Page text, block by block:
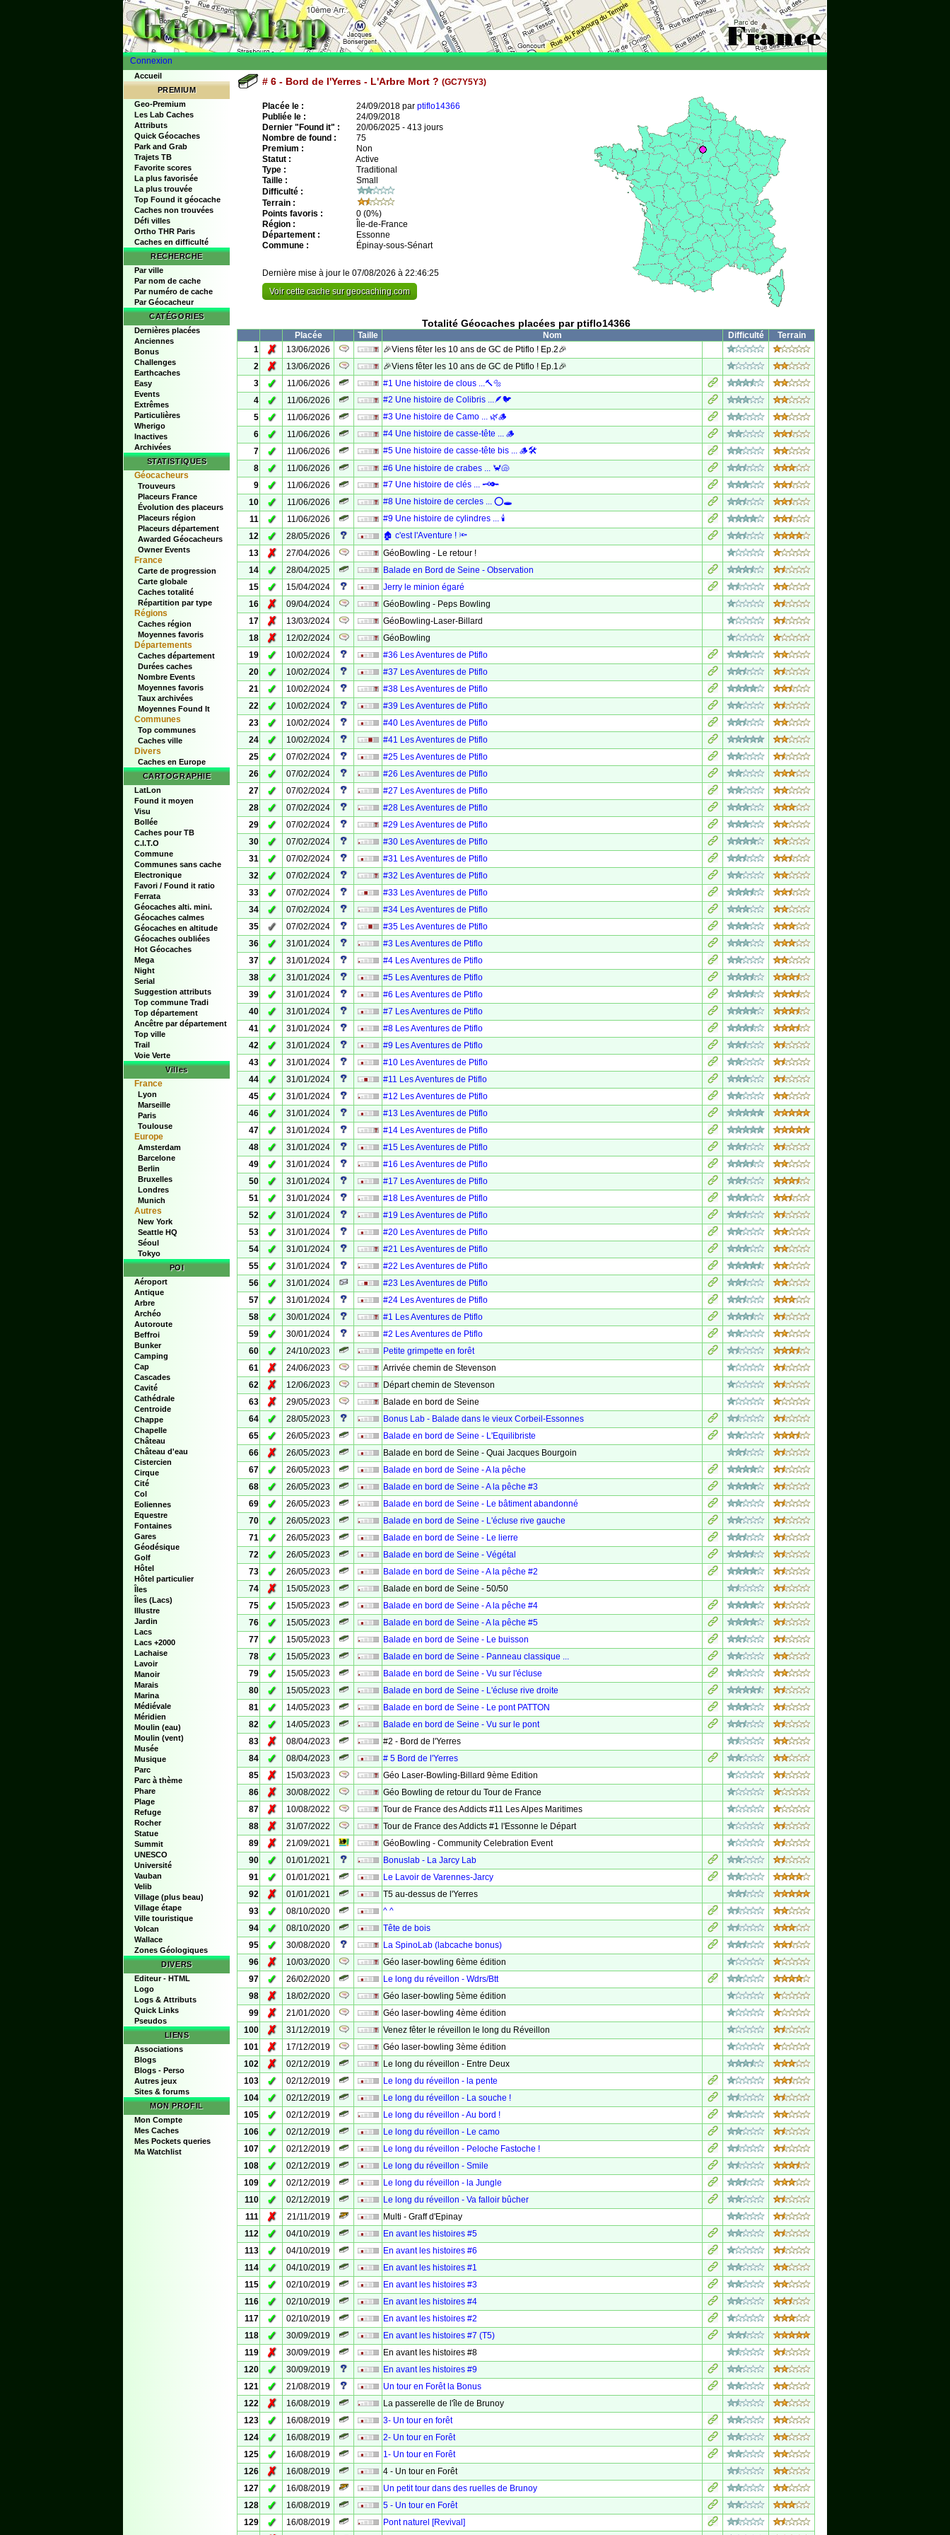
Connexion
Accueil
PREMIUM
Geo-Premium
Les Lab Caches
Attributs
Quick Géocaches
Park and Grab
Trajets TB
Favorite scores
La plus favorisée
La plus trouvée
Top Found it géocache
Caches non trouvées
Défi villes
Ortho THR Paris
Caches en difficulté
RECHERCHE
Par ville
Par nom de cache
Par numéro de cache
Par Géocacheur
CATÉGORIES
Dernières placées
Anciennes
Bonus
Challenges
Earthcaches
Easy
Events
Extrêmes
Particulières
Wherigo
Inactives
Archivées
STATISTIQUES
Géocacheurs
Trouveurs
Placeurs France
Évolution des placeurs
Placeurs région
Placeurs département
Awarded Géocacheurs
Owner Events
France
Carte de progression
Carte globale
Caches totalité
Répartition par type
Régions
Caches région
Moyennes favoris
Départements
Caches département
Durées caches
Nombre Events
Moyennes favoris
Taux archivées
Moyennes Found It
Communes
Top communes
Caches ville
Divers
Caches en Europe
CARTOGRAPHIE
LatLon
Found it moyen
Visu
Bollée
Caches pour TB
C.I.T.O
Commune
Communes sans cache
Electronique
Favori / Found it ratio
Ferrata
Géocaches alti. mini.
Géocaches calmes
Géocaches en altitude
Géocaches oubliées
Hot Géocaches
Mega
Night
Serial
Suggestion attributs
Top commune Tradi
Top département
Ancêtre par département
Top ville
Trail
Voie Verte
Villes
France
Lyon
Marseille
Paris
Toulouse
Europe
Amsterdam
Barcelone
Berlin
Bruxelles
Londres
Munich
Autres
New York
Seattle HQ
Séoul
Tokyo
POI
Aéroport
Antique
Arbre
Archéo
Autoroute
Beffroi
Bunker
Camping
Cap
Cascades
Cavité
Cathédrale
Centroide
Chappe
Chapelle
Château
Château d'eau
Cistercien
Cirque
Cité
Col
Eoliennes
Equestre
Fontaines
Gares
Géodésique
Golf
Hôtel
Hôtel particulier
Îles
Îles (Lacs)
Illustre
Jardin
Lacs
Lacs +2000
Lachaise
Lavoir
Manoir
Marais
Marina
Médiévale
Méridien
Moulin (eau)
Moulin (vent)
Musée
Musique
Parc
Parc à thème
Phare
Plage
Refuge
Rocher
Statue
Summit
UNESCO
Université
Vauban
Velib
Village (plus beau)
Village étape
Ville touristique
Volcan
Wallace
Zones Géologiques
DIVERS
Editeur - HTML
Logo
Logs & Attributs
Quick Links
Pseudos
LIENS
Associations
Blogs
Blogs - Perso
Autres jeux
Sites & forums
MON PROFIL
Mon Compte
Mes Caches
Mes Pockets queries
Ma Watchlist
# 6 - Bord de l'Yerres - L'Arbre Mort ? (GC7Y5Y3)
Placée le : 24/09/2018 par ptiflo14366
Publiée le :
24/09/2018
Dernier "Found it" :
20/06/2025 - 413 jours
Nombre de found :
75
Premium :
Non
Statut :
Active
Type :
Traditional
Taille :
Small
Difficulté :
Terrain :
Points favoris :
0 (0%)
Région :
Île-de-France
Département :
Essonne
Commune :
Épinay-sous-Sénart
Dernière mise à jour le 07/08/2026 à 22:46:25
Voir cette cache sur geocaching.com
Totalité Géocaches placées par ptiflo14366
Placée Taille Nom Difficulté
Terrain
1
✗ 13/06/2026
🎉Viens fêter les 10 ans de GC de Ptiflo ! Ep.2🎉
2
✗ 13/06/2026
🎉Viens fêter les 10 ans de GC de Ptiflo ! Ep.1🎉
3
✓ 11/06/2026
#1 Une histoire de clous ...🔨🔩
4
✓ 11/06/2026
#2 Une histoire de Colibris ...🪶🐦
5
✓ 11/06/2026
#3 Une histoire de Camo ... 🌿🪵
6
✓ 11/06/2026
#4 Une histoire de casse-tête ... 🪵
7
✓ 11/06/2026
#5 Une histoire de casse-tête bis ... 🪵🛠️
8
✓ 11/06/2026
#6 Une histoire de crabes ... 🦀🐚
9
✓ 11/06/2026
#7 Une histoire de clés ... 🗝️🔑
10
✓ 11/06/2026
#8 Une histoire de cercles ... ⭕🕳️
11
✓ 11/06/2026
#9 Une histoire de cylindres ... 🕯️
12
✓ 28/05/2026
🏚️ c'est l'Aventure ! 🔦
13
✗ 27/04/2026
GéoBowling - Le retour !
14
✓ 28/04/2025
Balade en Bord de Seine - Observation
15
✓ 15/04/2024
Jerry le minion égaré
16
✗ 09/04/2024
GéoBowling - Peps Bowling
17
✗ 13/03/2024
GéoBowling-Laser-Billard
18
✗ 12/02/2024
GéoBowling
19
✓ 10/02/2024
#36 Les Aventures de Ptiflo
20
✓ 10/02/2024
#37 Les Aventures de Ptiflo
21
✓ 10/02/2024
#38 Les Aventures de Ptiflo
22
✓ 10/02/2024
#39 Les Aventures de Ptiflo
23
✓ 10/02/2024
#40 Les Aventures de Ptiflo
24
✓ 10/02/2024
#41 Les Aventures de Ptiflo
25
✓ 07/02/2024
#25 Les Aventures de Ptiflo
26
✓ 07/02/2024
#26 Les Aventures de Ptiflo
27
✓ 07/02/2024
#27 Les Aventures de Ptiflo
28
✓ 07/02/2024
#28 Les Aventures de Ptiflo
29
✓ 07/02/2024
#29 Les Aventures de Ptiflo
30
✓ 07/02/2024
#30 Les Aventures de Ptiflo
31
✓ 07/02/2024
#31 Les Aventures de Ptiflo
32
✓ 07/02/2024
#32 Les Aventures de Ptiflo
33
✓ 07/02/2024
#33 Les Aventures de Ptiflo
34
✓ 07/02/2024
#34 Les Aventures de Ptiflo
35
✓ 07/02/2024
#35 Les Aventures de Ptiflo
36
✓ 31/01/2024
#3 Les Aventures de Ptiflo
37
✓ 31/01/2024
#4 Les Aventures de Ptiflo
38
✓ 31/01/2024
#5 Les Aventures de Ptiflo
39
✓ 31/01/2024
#6 Les Aventures de Ptiflo
40
✓ 31/01/2024
#7 Les Aventures de Ptiflo
41
✓ 31/01/2024
#8 Les Aventures de Ptiflo
42
✓ 31/01/2024
#9 Les Aventures de Ptiflo
43
✓ 31/01/2024
#10 Les Aventures de Ptiflo
44
✓ 31/01/2024
#11 Les Aventures de Ptiflo
45
✓ 31/01/2024
#12 Les Aventures de Ptiflo
46
✓ 31/01/2024
#13 Les Aventures de Ptiflo
47
✓ 31/01/2024
#14 Les Aventures de Ptiflo
48
✓ 31/01/2024
#15 Les Aventures de Ptiflo
49
✓ 31/01/2024
#16 Les Aventures de Ptiflo
50
✓ 31/01/2024
#17 Les Aventures de Ptiflo
51
✓ 31/01/2024
#18 Les Aventures de Ptiflo
52
✓ 31/01/2024
#19 Les Aventures de Ptiflo
53
✓ 31/01/2024
#20 Les Aventures de Ptiflo
54
✓ 31/01/2024
#21 Les Aventures de Ptiflo
55
✓ 31/01/2024
#22 Les Aventures de Ptiflo
56
✓ 31/01/2024
#23 Les Aventures de Ptiflo
57
✓ 31/01/2024
#24 Les Aventures de Ptiflo
58
✓ 30/01/2024
#1 Les Aventures de Ptiflo
59
✓ 30/01/2024
#2 Les Aventures de Ptiflo
60
✓ 24/10/2023
Petite grimpette en forêt
61
✗ 24/06/2023
Arrivée chemin de Stevenson
62
✗ 12/06/2023
Départ chemin de Stevenson
63
✗ 29/05/2023
Balade en bord de Seine
64
✓ 28/05/2023
Bonus Lab - Balade dans le vieux Corbeil-Essonnes
65
✓ 26/05/2023
Balade en bord de Seine - L'Equilibriste
66
✗ 26/05/2023
Balade en bord de Seine - Quai Jacques Bourgoin
67
✓ 26/05/2023
Balade en bord de Seine - A la pêche
68
✓ 26/05/2023
Balade en bord de Seine - A la pêche #3
69
✓ 26/05/2023
Balade en bord de Seine - Le bâtiment abandonné
70
✓ 26/05/2023
Balade en bord de Seine - L'écluse rive gauche
71
✓ 26/05/2023
Balade en bord de Seine - Le lierre
72
✓ 26/05/2023
Balade en bord de Seine - Végétal
73
✓ 26/05/2023
Balade en bord de Seine - A la pêche #2
74
✗ 15/05/2023
Balade en bord de Seine - 50/50
75
✓ 15/05/2023
Balade en bord de Seine - A la pêche #4
76
✓ 15/05/2023
Balade en bord de Seine - A la pêche #5
77
✓ 15/05/2023
Balade en bord de Seine - Le buisson
78
✓ 15/05/2023
Balade en bord de Seine - Panneau classique ...
79
✓ 15/05/2023
Balade en bord de Seine - Vu sur l'écluse
80
✓ 15/05/2023
Balade en bord de Seine - L'écluse rive droite
81
✓ 14/05/2023
Balade en bord de Seine - Le pont PATTON
82
✓ 14/05/2023
Balade en bord de Seine - Vu sur le pont
83
✗ 08/04/2023
#2 - Bord de l'Yerres
84
✓ 08/04/2023
# 5 Bord de l'Yerres
85
✗ 15/03/2023
Géo Laser-Bowling-Billard 9ème Edition
86
✗ 30/08/2022
Géo Bowling de retour du Tour de France
87
✗ 10/08/2022
Tour de France des Addicts #11 Les Alpes Maritimes
88
✗ 31/07/2022
Tour de France des Addicts #1 l'Essonne le Départ
89
✗ 21/09/2021
GéoBowling - Community Celebration Event
90
✓ 01/01/2021
Bonuslab - La Jarcy Lab
91
✓ 01/01/2021
Le Lavoir de Varennes-Jarcy
92
✗ 01/01/2021
T5 au-dessus de l'Yerres
93
✓ 08/10/2020
^ ^
94
✓ 08/10/2020
Tête de bois
95
✓ 30/08/2020
La SpinoLab (labcache bonus)
96
✗ 10/03/2020
Géo laser-bowling 6ème édition
97
✓ 26/02/2020
Le long du réveillon - Wdrs/Btt
98
✗ 18/02/2020
Géo laser-bowling 5ème édition
99
✗ 21/01/2020
Géo laser-bowling 4ème édition
100
✗ 31/12/2019
Venez fêter le réveillon le long du Réveillon
101
✗ 17/12/2019
Géo laser-bowling 3ème édition
102
✗ 02/12/2019
Le long du réveillon - Entre Deux
103
✓ 02/12/2019
Le long du réveillon - la pente
104
✓ 02/12/2019
Le long du réveillon - La souche !
105
✓ 02/12/2019
Le long du réveillon - Au bord !
106
✓ 02/12/2019
Le long du réveillon - Le camo
107
✓ 02/12/2019
Le long du réveillon - Peloche Fastoche !
108
✓ 02/12/2019
Le long du réveillon - Smile
109
✓ 02/12/2019
Le long du réveillon - la Jungle
110
✓ 02/12/2019
Le long du réveillon - Va falloir bûcher
111
✗ 21/11/2019
Multi - Graff d'Epinay
112
✓ 04/10/2019
En avant les histoires #5
113
✓ 04/10/2019
En avant les histoires #6
114
✓ 04/10/2019
En avant les histoires #1
115
✓ 02/10/2019
En avant les histoires #3
116
✓ 02/10/2019
En avant les histoires #4
117
✓ 02/10/2019
En avant les histoires #2
118
✓ 30/09/2019
En avant les histoires #7 (T5)
119
✗ 30/09/2019
En avant les histoires #8
120
✓ 30/09/2019
En avant les histoires #9
121
✓ 21/08/2019
Un tour en Forêt la Bonus
122
✗ 16/08/2019
La passerelle de l'île de Brunoy
123
✓ 16/08/2019
3- Un tour en forêt
124
✓ 16/08/2019
2- Un tour en Forêt
125
✓ 16/08/2019
1- Un tour en Forêt
126
✗ 16/08/2019
4 - Un tour en Forêt
127
✓ 16/08/2019
Un petit tour dans des ruelles de Brunoy
128
✓ 16/08/2019
5 - Un tour en Forêt
129
✓ 16/08/2019
Pont naturel [Revival]